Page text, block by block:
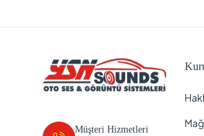
Müşteri Hizmetleri